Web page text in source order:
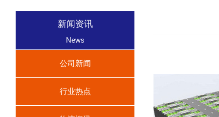
新闻资讯
News
公司新闻
行业热点